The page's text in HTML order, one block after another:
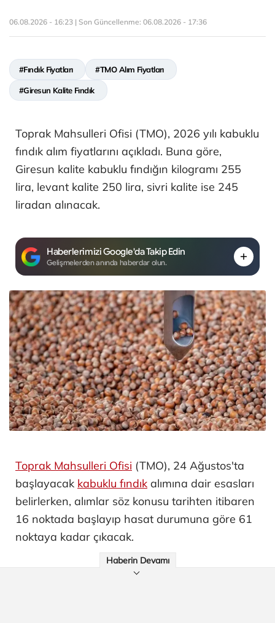
06.08.2026 - 16:23 | Son Güncellenme: 06.08.2026 - 17:36
#Fındık Fiyatları #TMO Alım Fiyatları
#Giresun Kalite Fındık
Toprak Mahsulleri Ofisi (TMO), 2026 yılı kabuklu
fındık alım fiyatlarını açıkladı. Buna göre,
Giresun kalite kabuklu fındığın kilogramı 255
lira, levant kalite 250 lira, sivri kalite ise 245
liradan alınacak.
Haberlerimizi Google'da Takip Edin
Gelişmelerden anında haberdar olun.
Toprak Mahsulleri Ofisi (TMO), 24 Ağustos'ta
başlayacak kabuklu fındık alımına dair esasları
belirlerken, alımlar söz konusu tarihten itibaren
16 noktada başlayıp hasat durumuna göre 61
noktaya kadar çıkacak.
Haberin Devamı